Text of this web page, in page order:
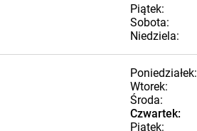
Piątek:
Sobota:
Niedziela:
Poniedziałek:
Wtorek:
Środa:
Czwartek:
Piątek: